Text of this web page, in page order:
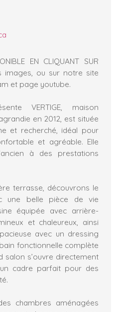
EN CLIQUANT SUR
images, ou sur notre site
et page youtube.
VERTIGE, maison
en 2012, est située
et recherché, idéal pour
et agréable. Elle
à des prestations
terrasse, découvrons le
une belle pièce de vie
équipée avec arrière-
et chaleureux, ainsi
avec un dressing
fonctionnelle complète
salon s’ouvre directement
cadre parfait pour des
chambres aménagées